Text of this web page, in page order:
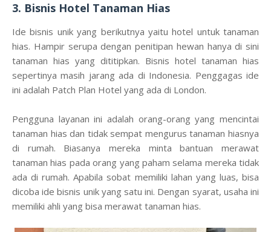
3. Bisnis Hotel Tanaman Hias
Ide bisnis unik yang berikutnya yaitu hotel untuk tanaman
hias. Hampir serupa dengan penitipan hewan hanya di sini
tanaman hias yang dititipkan. Bisnis hotel tanaman hias
sepertinya masih jarang ada di Indonesia. Penggagas ide
ini adalah Patch Plan Hotel yang ada di London.
Pengguna layanan ini adalah orang-orang yang mencintai
tanaman hias dan tidak sempat mengurus tanaman hiasnya
di rumah. Biasanya mereka minta bantuan merawat
tanaman hias pada orang yang paham selama mereka tidak
ada di rumah. Apabila sobat memiliki lahan yang luas, bisa
dicoba ide bisnis unik yang satu ini. Dengan syarat, usaha ini
memiliki ahli yang bisa merawat tanaman hias.